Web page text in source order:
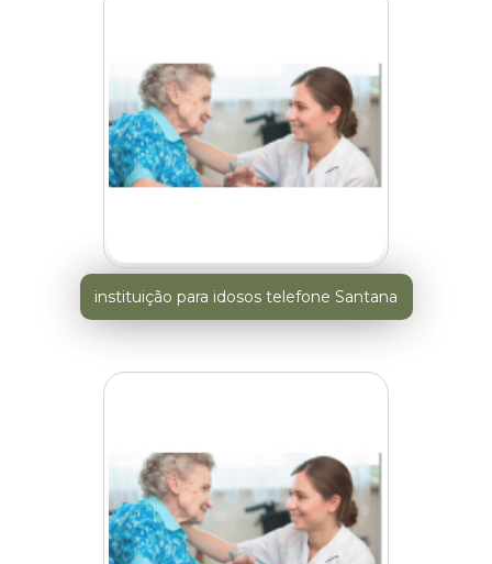
instituição para idosos telefone Santana